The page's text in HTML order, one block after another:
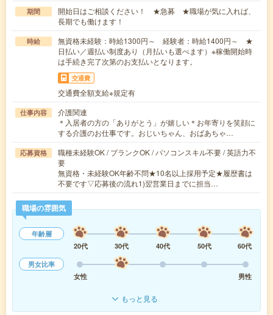
期間
開始日はご相談ください！ ★急募 ★職場が気に入れば、
長期でも働けます！
時給
無資格未経験：時給1300円～ 経験者：時給1400円～ ★
日払い／週払い制度あり（月払いも選べます）※稼働開始時
は手続き完了次第のお支払いとなります。
交通費
交通費全額支給※規定有
仕事内容
介護関連
＊入居者の方の「ありがとう」が嬉しい＊お年寄りを笑顔に
する介護のお仕事です。おじいちゃん、おばあちゃ…
応募資格
職種未経験OK / ブランクOK / パソコンスキル不要 / 英語力不
要
無資格・未経験OK年齢不問★10名以上採用予定★履歴書は
不要です▽応募後の流れ1)翌営業日までに担当…
職場の雰囲気
年齢層
20代
30代 40代 50代
60代
男女比率
女性
男性
もっと見る